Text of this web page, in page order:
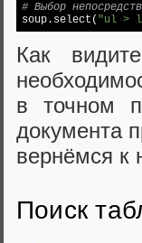
# Выбор
soup.select( "ul >
Как
в точном
документа
вернёмся
Поиск